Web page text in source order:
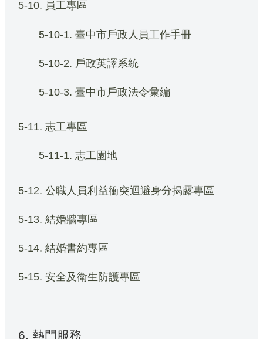
5-10. 員工專區
5-10-1. 臺中市戶政人員工作手冊
5-10-2. 戶政英譯系統
5-10-3. 臺中市戶政法令彙編
5-11. 志工專區
5-11-1. 志工園地
5-12. 公職人員利益衝突迴避身分揭露專區
5-13. 結婚牆專區
5-14. 結婚書約專區
5-15. 安全及衛生防護專區
6. 熱門服務